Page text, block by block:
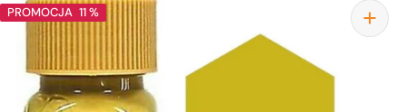
PROMOCJA 11 %